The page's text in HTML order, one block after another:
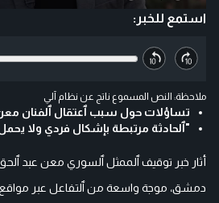
استمع للخبر:
ملاحظة: النص المسموع ناتج عن نظام آلي
تساؤلات حول سبب ٱعتقال ٱلفنان
"ٱلحادثة مرتبطة بإشكال فردي ولا
أثار خبر توقيف ٱلممثل ٱلسوري معن عبد
دمشق، موجة واسعة من ٱلتفاعل عبر مواقع